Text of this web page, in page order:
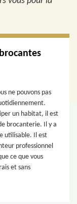
ne pouvons pas
un habitat, il est
brocanterie. Il y a
utilisable. Il est
professionnel
ce que vous
et sans